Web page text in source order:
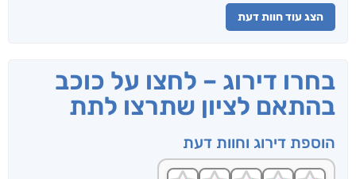
הצג עוד חוות דעת
בחרו דירוג – לחצו על כוכב
בהתאם לציון שתרצו לתת
הוספת דירוג וחוות דעת